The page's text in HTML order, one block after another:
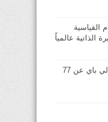
القياسية
الذاتية عالمياً
وفاة الممثلة الفرنسية ناتالي باي عن 77